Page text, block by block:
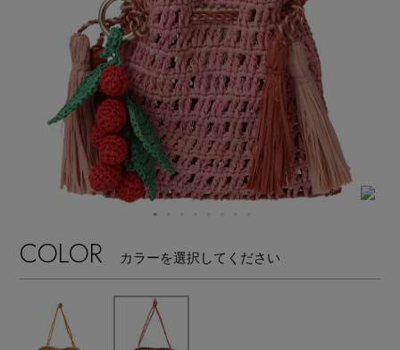
【サンダル】ビーサンの季節！
【リネン】涼しい夏素材
【CFCL】注目のPOP-UP
【レース】上品な透け感
【雨の日】急な雨対策グッズ
【限定】ここでしか買えないアイテム
CATEGORY
ウェア
すべてのウェア
ブラウス・シャツ
パンツ
シューズ
すべてのシューズ
パンプス
スニーカー
バッグ・財布
すべてのバッグ・財布
ショルダーバッグ
すべてのファッション小物
ストール・マフラー・ケープ
アクセサリー
すべてのアクセサリー
ランジェリー
エル・ショップについて
お知らせ
よくあるご質問
COLOR カラーを選択してください